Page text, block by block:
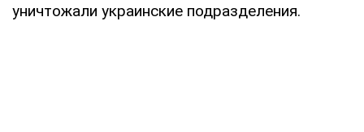
уничтожали украинские подразделения.